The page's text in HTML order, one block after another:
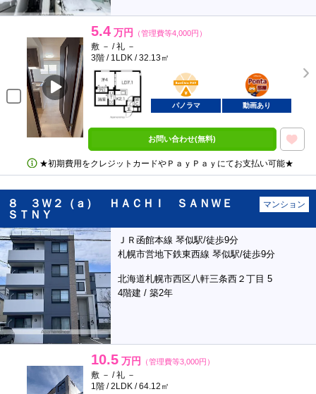
5.4 万円 （管理費等4,000円）
敷 － / 礼 －
3階 / 1LDK / 32.13㎡
BunChinPAY
ポンタ
部屋
パノラマ 動画あり
お問い合わせ(無料)
★初期費用をクレジットカードやＰａｙＰａｙにてお支払い可能★
８ ３Ｗ２（ａ） ＨＡＣＨＩ ＳＡＮＷＥ
ＳＴＮＹ
マンション
ＪＲ函館本線 琴似駅/徒歩9分
札幌市営地下鉄東西線 琴似駅/徒歩9分
北海道札幌市西区八軒三条西２丁目 5
4階建 / 築2年
10.5 万円 （管理費等3,000円）
敷 － / 礼 －
1階 / 2LDK / 64.12㎡